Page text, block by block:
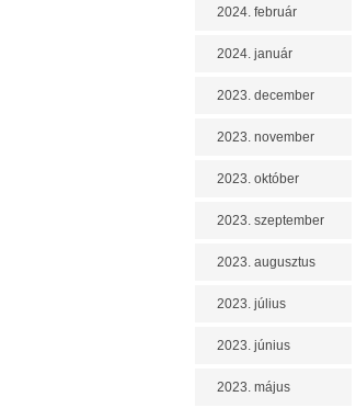
2024. február
2024. január
2023. december
2023. november
2023. október
2023. szeptember
2023. augusztus
2023. július
2023. június
2023. május